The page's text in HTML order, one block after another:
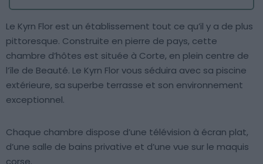
Le Kyrn Flor est un établissement tout ce qu’il y a de plus
pittoresque. Construite en pierre de pays, cette
chambre d’hôtes est située à Corte, en plein centre de
l’île de Beauté. Le Kyrn Flor vous séduira avec sa piscine
extérieure, sa superbe terrasse et son environnement
exceptionnel.
Chaque chambre dispose d’une télévision à écran plat,
d’une salle de bains privative et d’une vue sur le maquis